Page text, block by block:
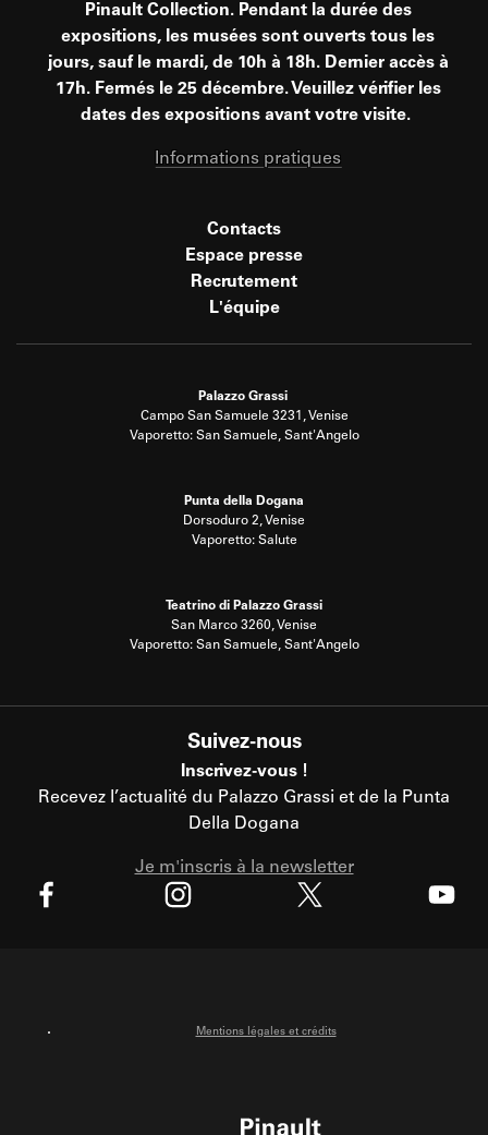
Pinault Collection. Pendant la durée des
expositions, les musées sont ouverts tous les
jours, sauf le mardi, de 10h à 18h. Dernier accès à
17h. Fermés le 25 décembre. Veuillez vérifier les
dates des expositions avant votre visite.
Informations pratiques
Contacts
Espace presse
Recrutement
L'équipe
Palazzo Grassi
Campo San Samuele 3231, Venise
Vaporetto: San Samuele, Sant'Angelo
Punta della Dogana
Dorsoduro 2, Venise
Vaporetto: Salute
Teatrino di Palazzo Grassi
San Marco 3260, Venise
Vaporetto: San Samuele, Sant'Angelo
Suivez-nous
Inscrivez-vous !
Recevez l’actualité du Palazzo Grassi et de la Punta
Della Dogana
Je m'inscris à la newsletter
Mentions légales et crédits